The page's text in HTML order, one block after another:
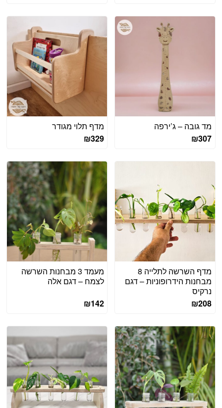
מד גובה – ג’ירפה
₪307
מדף תלוי מגודר
₪329
מדף השרשה לתלייה 8
מבחנות הידרופוניות – דגם
נרקיס
₪208
מעמד 3 מבחנות השרשה
לצמח – דגם אלה
₪142